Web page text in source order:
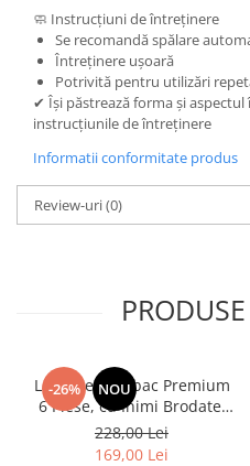
🧼 Instrucțiuni de întreținere
Se recomandă spălare
Întreținere ușoară
Potrivită pentru utilizări
✔ Își păstrează forma și
instrucțiunile de întreținere
Informatii conformitate produs
Review-uri(0)
-26% NOU
Lenjerie Bumbac Premium
6 Piese, cu Inimi Brodate,
Turcoaz
228,00 Lei
169,00 Lei